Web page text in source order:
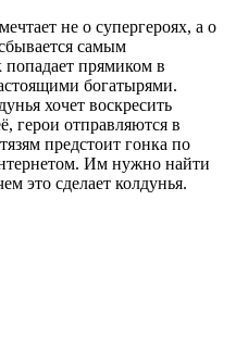
не о супергероях, а о
самым
прямиком в
богатырями.
хочет воскресить
герои отправляются в
предстоит гонка по
Им нужно найти
это сделает колдунья.